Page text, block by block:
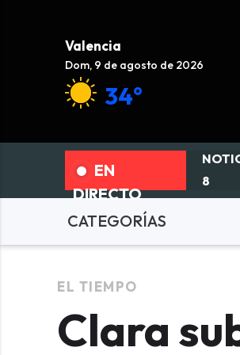
Valencia
Dom, 9 de agosto de 2026
34°
EN
DIRECTO
8
CATEGORÍASSucesos
EL TIEMPO
Clara